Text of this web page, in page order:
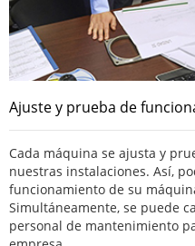
Ajuste y prueba de
Cada máquina se ajusta y
nuestras instalaciones. Así,
funcionamiento de su
Simultáneamente, se puede
personal de mantenimiento